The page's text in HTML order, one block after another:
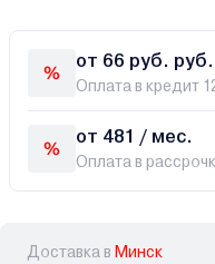
от 66 руб.
Оплата в кредит
от 481 / мес.
Оплата в
Доставка в Минск